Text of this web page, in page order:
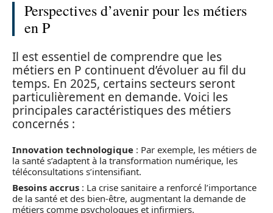
Perspectives d’avenir pour les métiers
en P
Il est essentiel de comprendre que les
métiers en P continuent d’évoluer au fil du
temps. En 2025, certains secteurs seront
particulièrement en demande. Voici les
principales caractéristiques des métiers
concernés :
Innovation technologique : Par exemple, les métiers de
la santé s’adaptent à la transformation numérique, les
téléconsultations s’intensifiant.
Besoins accrus : La crise sanitaire a renforcé l’importance
de la santé et des bien-être, augmentant la demande de
métiers comme psychologues et infirmiers.